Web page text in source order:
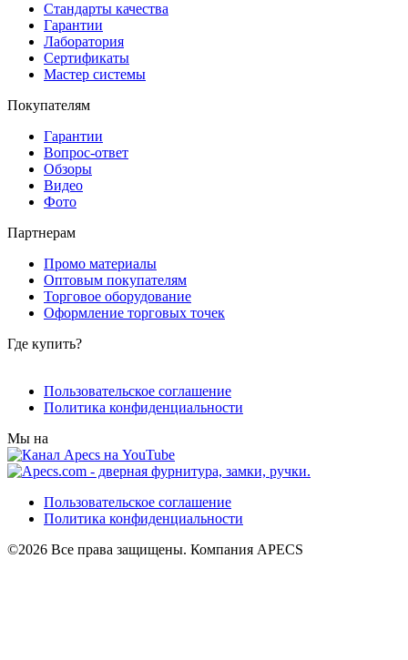
Стандарты качества
Гарантии
Лаборатория
Сертификаты
Мастер системы
Покупателям
Гарантии
Вопрос-ответ
Обзоры
Видео
Фото
Партнерам
Промо материалы
Оптовым покупателям
Торговое оборудование
Оформление торговых точек
Где купить?
Пользовательское соглашение
Политика конфиденциальности
Мы на
Пользовательское соглашение
Политика конфиденциальности
©2026 Все права защищены. Компания APECS